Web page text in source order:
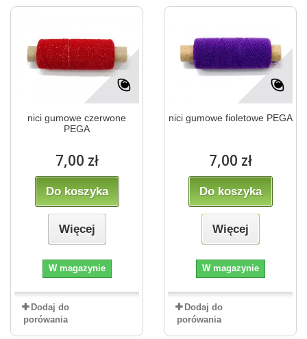
nici gumowe czerwone
PEGA
7,00 zł
Do koszyka
Więcej
W magazynie
Dodaj do
porówania
nici gumowe fioletowe PEGA
7,00 zł
Do koszyka
Więcej
W magazynie
Dodaj do
porówania